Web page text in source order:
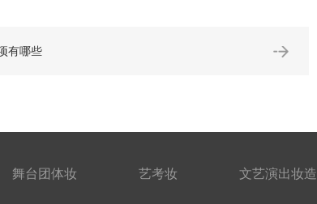
有哪些
舞台团体妆 艺考妆 文艺演出妆造